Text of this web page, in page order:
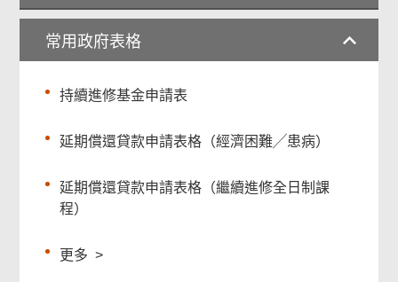
常用政府表格
持續進修基金申請表
延期償還貸款申請表格（經濟困難╱患病）
延期償還貸款申請表格（繼續進修全日制課
程）
更多 >